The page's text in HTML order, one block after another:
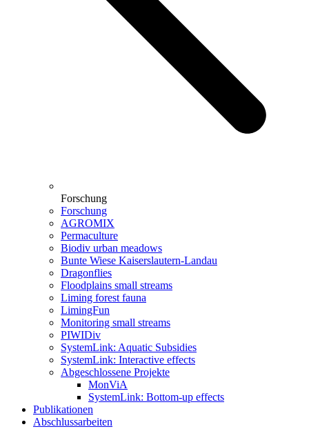
Forschung
Forschung
AGROMIX
Permaculture
Biodiv urban meadows
Bunte Wiese Kaiserslautern-Landau
Dragonflies
Floodplains small streams
Liming forest fauna
LimingFun
Monitoring small streams
PIWIDiv
SystemLink: Aquatic Subsidies
SystemLink: Interactive effects
Abgeschlossene Projekte
MonViA
SystemLink: Bottom-up effects
Publikationen
Abschlussarbeiten